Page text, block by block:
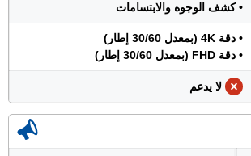
• كشف الوجوه والابتسامات
• دقة 4K (بمعدل 30/60 إطار)
• دقة FHD (بمعدل 30/60 إطار)
لا يدعم